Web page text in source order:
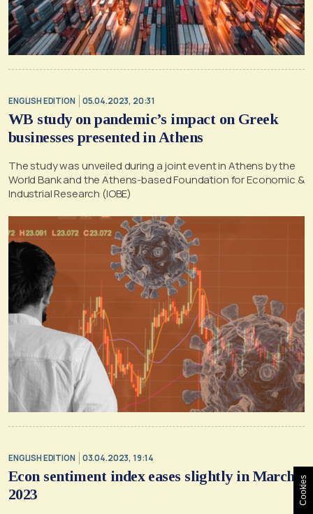
ENGLISH EDITION 05.04.2023, 20:31
WB study on pandemic’s impact on Greek
businesses presented in Athens
The study was unveiled during a joint event in Athens by the
World Bank and the Athens-based Foundation for Economic &
Industrial Research (IOBE)
ENGLISH EDITION 03.04.2023, 19:14
Econ sentiment index eases slightly in March
2023
Cookies